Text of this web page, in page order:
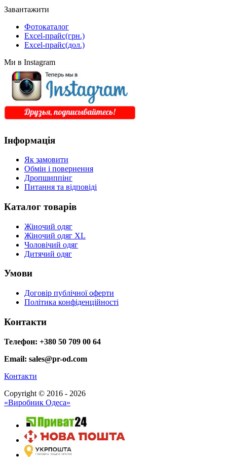
Завантажити
Фотокаталог
Excel-прайс(грн.)
Excel-прайс(дол.)
Ми в Instagram
Інформація
Як замовити
Обмін і повернення
Дропшиппінг
Питання та відповіді
Каталог товарів
Жіночий одяг
Жіночий одяг XL
Чоловічий одяг
Дитячий одяг
Умови
Договір публічної оферти
Політика конфіденційності
Контакти
Телефон: +380 50 709 00 64
Email: sales@pr-od.com
Контакти
Copyright © 2016 - 2026
«Виробник Одеса»